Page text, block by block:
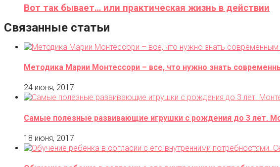
Вот так бывает… или практическая жизнь в действии
Связанные статьи
Методика Марии Монтессори – все, что нужно знать
24 июня, 2017
Самые полезные развивающие игрушки с рождения до 3 лет.
18 июня, 2017